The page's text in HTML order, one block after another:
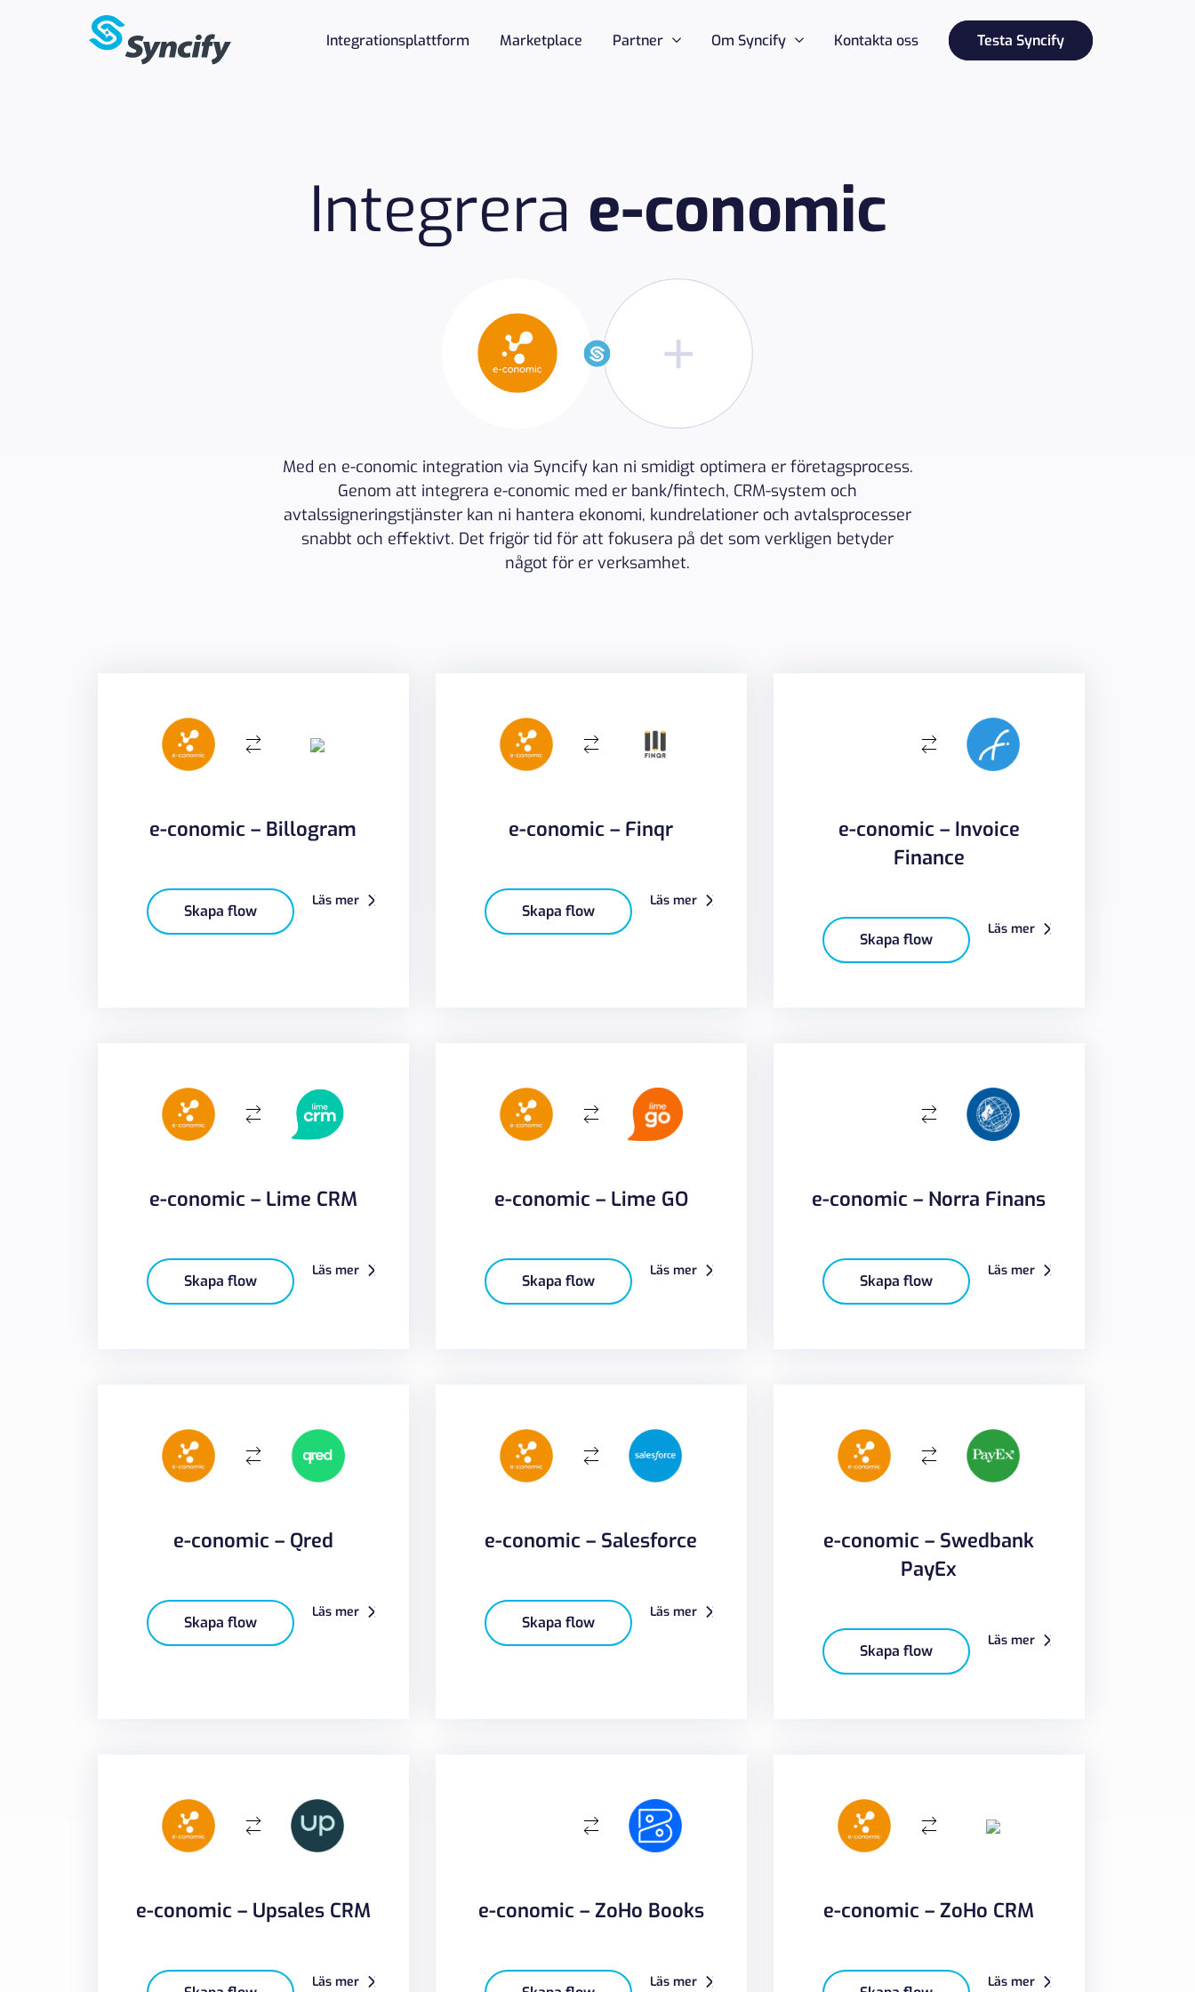
Integrationsplattform Marketplace Partner Om Syncify Kontakta oss Testa Syncify
Integrera e-conomic
Med en e-conomic integration via Syncify kan ni smidigt optimera er företagsprocess.
Genom att integrera e-conomic med er bank/fintech, CRM-system och
avtalssigneringstjänster kan ni hantera ekonomi, kundrelationer och avtalsprocesser
snabbt och effektivt. Det frigör tid för att fokusera på det som verkligen betyder
något för er verksamhet.
e-conomic – Billogram
Skapa flow
Läs mer
e-conomic – Finqr
Skapa flow
Läs mer
e-conomic – Invoice
Finance
Skapa flow
Läs mer
e-conomic – Lime CRM
Skapa flow
Läs mer
e-conomic – Lime GO
Skapa flow
Läs mer
e-conomic – Norra Finans
Skapa flow
Läs mer
e-conomic – Qred
Skapa flow
Läs mer
e-conomic – Salesforce
Skapa flow
Läs mer
e-conomic – Swedbank
PayEx
Skapa flow
Läs mer
e-conomic – Upsales CRM
Läs mer
e-conomic – ZoHo Books
Läs mer
e-conomic – ZoHo CRM
Läs mer